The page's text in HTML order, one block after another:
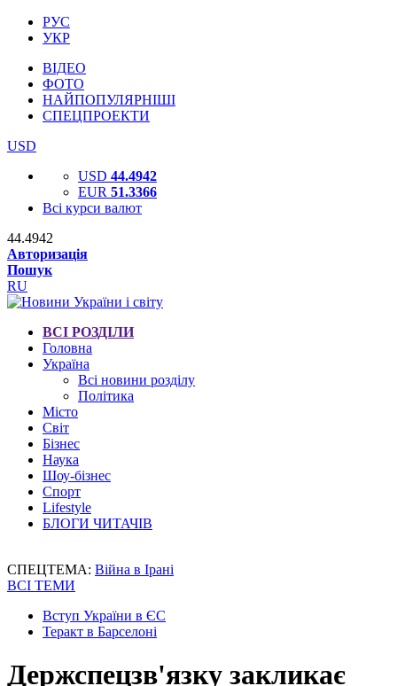
РУС
УКР
ВІДЕО
ФОТО
НАЙПОПУЛЯРНІШІ
СПЕЦПРОЕКТИ
USD
USD 44.4942
EUR 51.3366
Всі курси валют
44.4942
Авторизація
Пошук
RU
ВСІ РОЗДІЛИ
Головна
Україна
Всі новини розділу
Політика
Місто
Світ
Бізнес
Наука
Шоу-бізнес
Спорт
Lifestyle
БЛОГИ ЧИТАЧІВ
СПЕЦТЕМА: Війна в Ірані
ВСІ ТЕМИ
Вступ України в ЄС
Теракт в Барселоні
Держспецзв'язку закликає